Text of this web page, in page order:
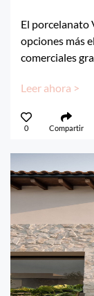
El porcelanato
opciones más
comerciales
Leer ahora >
0 Compartir